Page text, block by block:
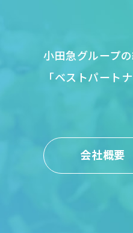
小田急グループ
「ベストパート
会社概要